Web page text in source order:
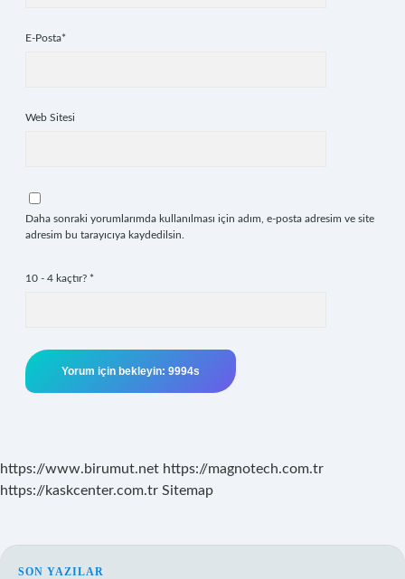
E-Posta*
Web Sitesi
Daha sonraki yorumlarımda kullanılması için adım, e-posta adresim ve site
adresim bu tarayıcıya kaydedilsin.
10 - 4 kaçtır? *
https://www.birumut.net https://magnotech.com.tr
https://kaskcenter.com.tr Sitemap
SON YAZILAR